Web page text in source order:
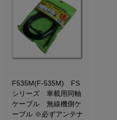
F535M(F-535M) FS
シリーズ 車載用同軸
ケーブル 無線機側ケ
ーブル ※必ずアンテナ